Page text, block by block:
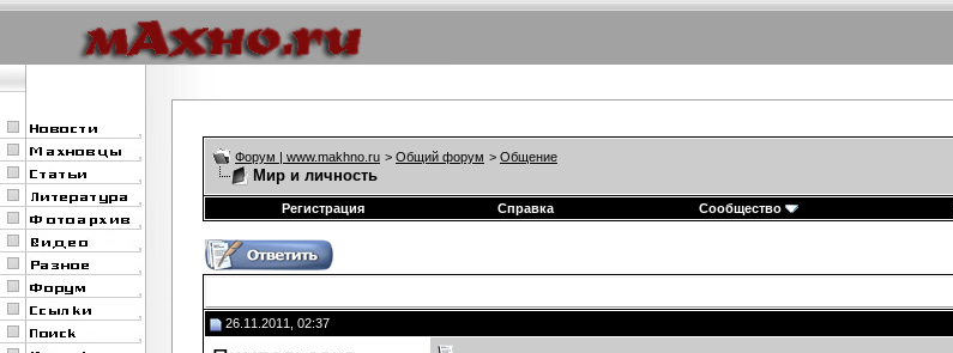
Форум | www.makhno.ru > Общий форум > Общение
Мир и личность
Регистрация
Справка Сообщество
26.11.2011, 02:37